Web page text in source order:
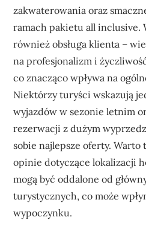
zakwaterowania oraz
ramach pakietu all inclusive.
również obsługa klienta –
na profesjonalizm i
co znacząco wpływa na
Niektórzy turyści wskazują
wyjazdów w sezonie letnim
rezerwacji z dużym
sobie najlepsze oferty.
opinie dotyczące lokalizacji
mogą być oddalone od
turystycznych, co może
wypoczynku.